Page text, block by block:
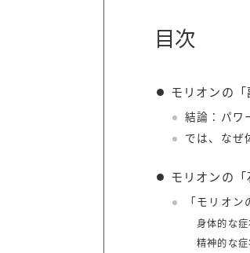
目次
モリオンの
結論：パワ
では、なぜ
モリオンの
「モリオ
身体的な症
精神的な症